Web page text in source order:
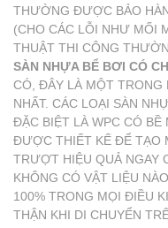
THƯỜNG ĐƯỢC BẢO
(CHO CÁC LỖI NHƯ MỐI
THUẬT THI CÔNG
SÀN NHỰA BỂ BƠI CÓ
CÓ, ĐÂY LÀ MỘT
NHẤT. CÁC LOẠI SÀN
ĐẶC BIỆT LÀ WPC CÓ BỀ
ĐƯỢC THIẾT KẾ ĐỂ TẠO
TRƯỢT HIỆU QUẢ NGAY
KHÔNG CÓ VẬT LIỆU
100% TRONG MỌI ĐIỀU
THẬN KHI DI CHUYỂN